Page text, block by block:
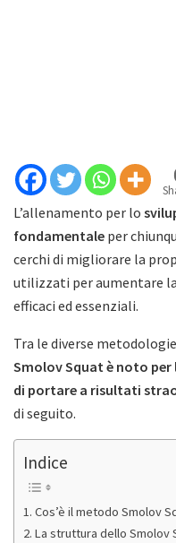
L’allenamento per lo
fondamentale per
cerchi di migliorare la
utilizzati per aumentare
efficaci ed essenziali.
Tra le diverse
Smolov Squat è noto per
di portare a risultati
di seguito.
Indice
Cos’è il metodo Smolov
La struttura dello Smolov